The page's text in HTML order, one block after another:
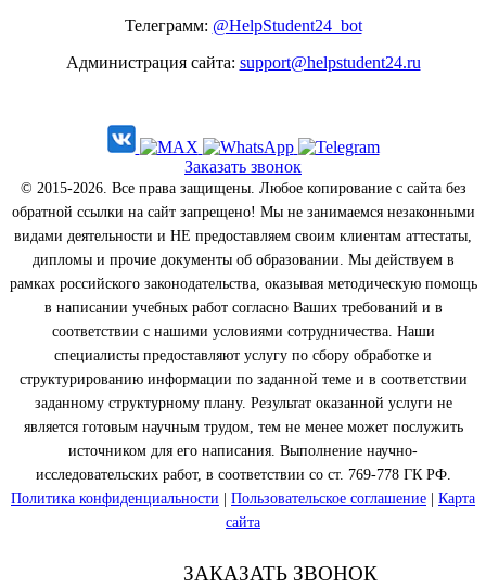
Телеграмм: @HelpStudent24_bot
Администрация сайта: support@helpstudent24.ru
Заказать звонок
© 2015-2026. Все права защищены. Любое копирование с сайта без
обратной ссылки на сайт запрещено! Мы не занимаемся незаконными
видами деятельности и НЕ предоставляем своим клиентам аттестаты,
дипломы и прочие документы об образовании. Мы действуем в
рамках российского законодательства, оказывая методическую помощь
в написании учебных работ согласно Ваших требований и в
соответствии с нашими условиями сотрудничества. Наши
специалисты предоставляют услугу по сбору обработке и
структурированию информации по заданной теме и в соответствии
заданному структурному плану. Результат оказанной услуги не
является готовым научным трудом, тем не менее может послужить
источником для его написания. Выполнение научно-
исследовательских работ, в соответствии со ст. 769-778 ГК РФ.
Политика конфиденциальности
Пользовательское соглашение
Карта
сайта
ЗАКАЗАТЬ ЗВОНОК